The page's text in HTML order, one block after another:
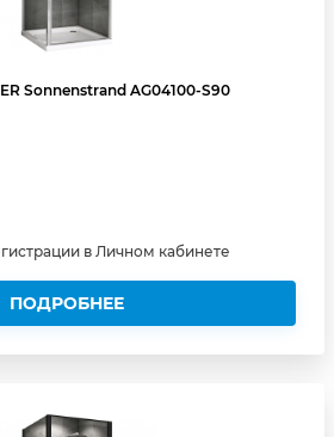
Sonnenstrand AG04100-S90
в Личном кабинете
ПОДРОБНЕЕ